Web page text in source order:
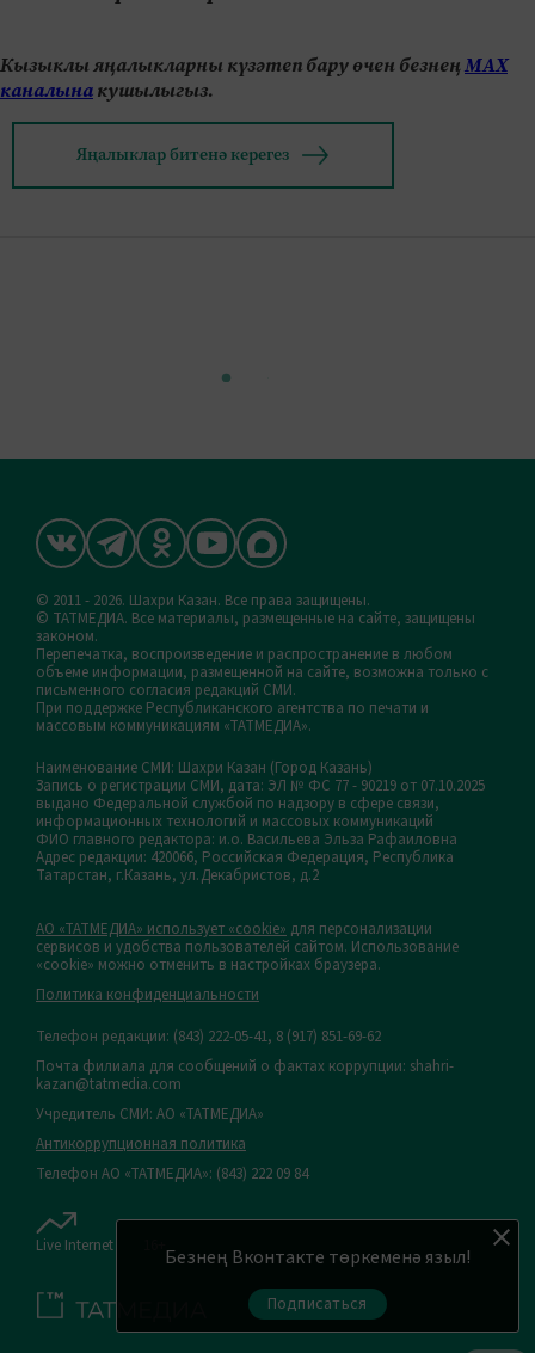
Кызыклы яңалыкларны күзәтеп бару өчен безнеңМАХ
каналынакушылыгыз.
Яңалыклар битенә керегез
Безнең Вконтакте төркеменә языл!
Подписаться
© 2011 - 2026. Шахри Казан. Все права защищены.
© ТАТМЕДИА. Все материалы, размещенные на сайте, защищены
законом.
Перепечатка, воспроизведение и распространение в любом
объеме информации, размещенной на сайте, возможна только с
письменного согласия редакций СМИ.
При поддержке Республиканского агентства по печати и
массовым коммуникациям «ТАТМЕДИА».
Наименование СМИ: Шахри Казан (Город Казань)
Запись о регистрации СМИ, дата: ЭЛ № ФС 77 - 90219 от 07.10.2025
выдано Федеральной службой по надзору в сфере связи,
информационных технологий и массовых коммуникаций
ФИО главного редактора: и.о. Васильева Эльза Рафаиловна
Адрес редакции: 420066, Российская Федерация, Республика
Татарстан, г.Казань, ул.Декабристов, д.2
АО «ТАТМЕДИА» использует «cookie» для персонализации
сервисов и удобства пользователей сайтом. Использование
«cookie» можно отменить в настройках браузера.
Политика конфиденциальности
Телефон редакции: (843) 222-05-41, 8 (917) 851-69-62
Почта филиала для сообщений о фактах коррупции: shahri-
kazan@tatmedia.com
Учредитель СМИ: АО «ТАТМЕДИА»
Антикоррупционная политика
Телефон АО «ТАТМЕДИА»: (843) 222 09 84
Live Internet